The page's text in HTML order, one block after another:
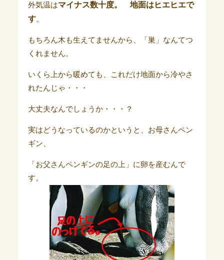
外気温はマイナス数十度。 地面はヒエヒエで
す。
もちろん木も生えてませんから、「巣」なんてつ
くれません。
いくら上から暖めても、これだけ地面から冷やさ
れたんじゃ・・・
大丈夫なんでしょうか・・・？
実はどうなっているのかというと、お母さんペン
ギン、
「お父さんペンギンの足の上」に卵を産むんで
す。